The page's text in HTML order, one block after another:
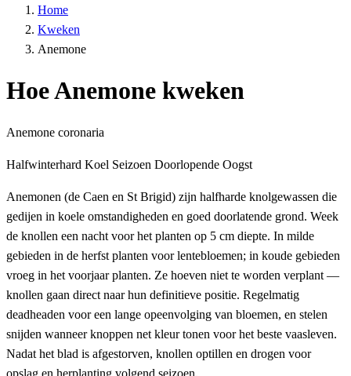
Home
Kweken
Anemone
Hoe Anemone kweken
Anemone coronaria
Halfwinterhard Koel Seizoen Doorlopende Oogst
Anemonen (de Caen en St Brigid) zijn halfharde knolgewassen die
gedijen in koele omstandigheden en goed doorlatende grond. Week
de knollen een nacht voor het planten op 5 cm diepte. In milde
gebieden in de herfst planten voor lentebloemen; in koude gebieden
vroeg in het voorjaar planten. Ze hoeven niet te worden verplant —
knollen gaan direct naar hun definitieve positie. Regelmatig
deadheaden voor een lange opeenvolging van bloemen, en stelen
snijden wanneer knoppen net kleur tonen voor het beste vaasleven.
Nadat het blad is afgestorven, knollen optillen en drogen voor
opslag en herplanting volgend seizoen.